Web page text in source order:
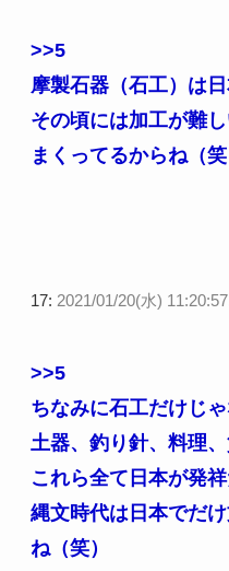
>>5
摩製石器（石工）は
その頃には加工が難
まくってるからね（笑
17: 2021/01/20(水)
>>5
ちなみに石工だけじゃ
土器、釣り針、料理
これら全て日本が発祥
縄文時代は日本でだ
ね（笑）